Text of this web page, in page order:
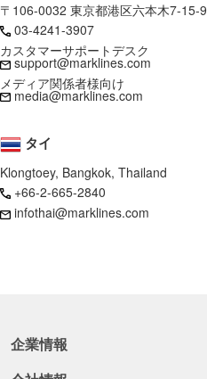
〒106-0032 東京都港区六本木7-15-9
03-4241-3907
カスタマーサポートデスク
support@marklines.com
メディア関係者様向け
media@marklines.com
タイ
Klongtoey, Bangkok, Thailand
+66-2-665-2840
infothai@marklines.com
企業情報